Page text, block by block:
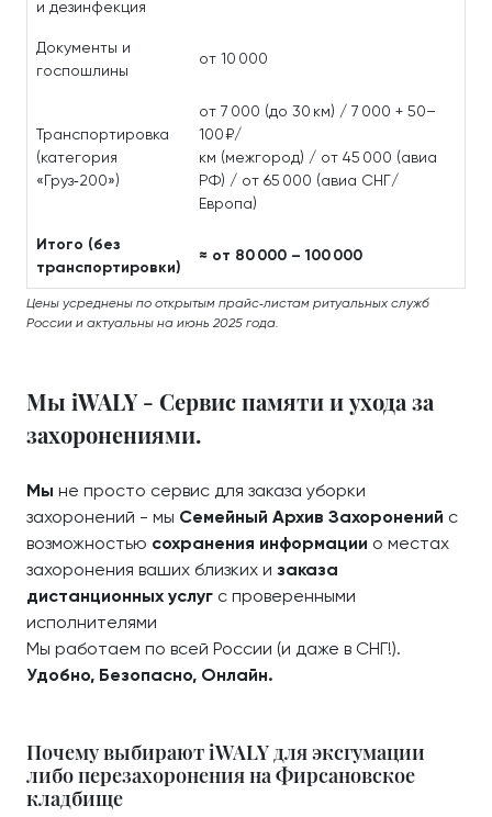
и дезинфекция
Документы и
госпошлины
от 10 000
Транспортировка
(категория
«Груз‑200»)
от 7 000 (до 30 км) / 7 000 + 50–
100 ₽/
км (межгород) / от 45 000 (авиа
РФ) / от 65 000 (авиа СНГ/
Европа)
Итого (без
транспортировки)
≈ от 80 000 – 100 000
Цены усреднены по открытым прайс‑листам ритуальных служб
России и актуальны на июнь 2025 года.
Мы iWALY - Сервис памяти и ухода за
захоронениями.
Мы не просто сервис для заказа уборки
захоронений - мы Семейный Архив Захоронений с
возможностью сохранения информации о местах
захоронения ваших близких и заказа
дистанционных услуг с проверенными
исполнителями
Мы работаем по всей России (и даже в СНГ!).
Удобно, Безопасно, Онлайн.
Почему выбирают iWALY для эксгумации
либо перезахоронения на Фирсановское
кладбище